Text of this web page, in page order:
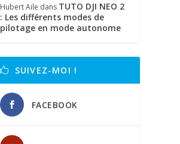
Hubert Aile dans TUTO DJI NEO 2
: Les différents modes de
pilotage en mode autonome
SUIVEZ-MOI !
FACEBOOK